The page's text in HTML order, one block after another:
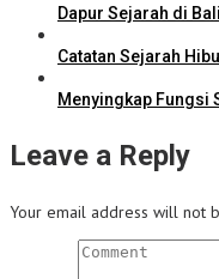
Dapur Sejarah di
Catatan Sejarah
Menyingkap Fungsi
Leave a Reply
Your email address will not